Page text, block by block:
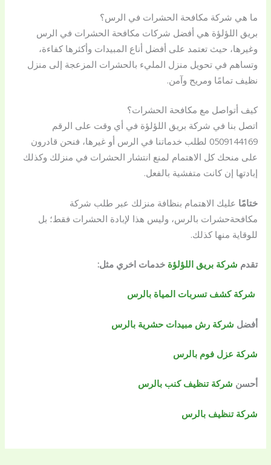
ما هي شركة مكافحة الحشرات في الرس؟
بريق اللؤلؤة هي أفضل شركات مكافحة الحشرات في الرس
وغيرها، حيث تعتمد على أفضل أناع المبيدات وأكثرها كفاءة،
وتساهم في تحويل منزل المليء بالحشرات المزعجة إلى منزل
نظيف تمامًا ومريح وآمن.
كيف أتواصل مع مكافحة الحشرات؟
اتصل بنا في شركة بريق اللؤلؤة في أي وقت على الرقم
0509144169 لطلب خدماتنا في الرس أو غيرها، فنحن قادرون
على منحك كل الاهتمام لمنع انتشار الحشرات في منزلك وكذلك
إبادتها إن كانت متفشية بالفعل.
ختامًا عليك الاهتمام بنظافة منزلك عبر طلب شركة
مكافحةحشرات بالرس، وليس هذا لإبادة الحشرات فقط؛ بل
للوقاية منها كذلك.
تقدم شركة بريق اللؤلؤة خدمات اخري مثل:
شركة كشف تسربات المياة بالرس
أفضل شركة رش مبيدات حشرية بالرس
شركة عزل فوم بالرس
أحسن شركة تنظيف كنب بالرس
شركة تنظيف بالرس